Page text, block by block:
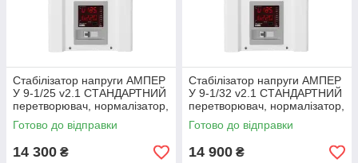
Стабілізатор напруги АМПЕР
У 9-1/25 v2.1 СТАНДАРТНИЙ
перетворювач, нормалізатор,
симісторний, тиристорни
Готово до відправки
14 300 ₴
Стабілізатор напруги АМПЕР
У 9-1/32 v2.1 СТАНДАРТНИЙ
перетворювач, нормалізатор,
симісторний, тиристорни
Готово до відправки
14 900 ₴